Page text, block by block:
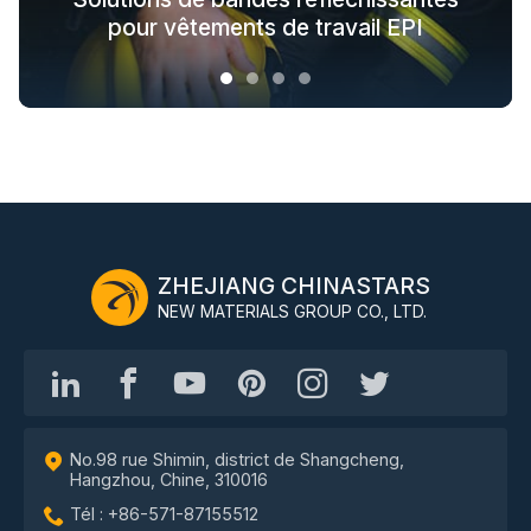
pour vêtements de travail EPI
tendance
noir pour les vêtements d'extérieur
pour toute la chaîne industrielle
ZHEJIANG CHINASTARS
NEW MATERIALS GROUP CO., LTD.
No.98 rue Shimin, district de Shangcheng,
Hangzhou, Chine, 310016
Tél : +86-571-87155512